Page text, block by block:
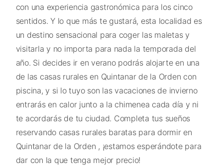
con una experiencia gastronómica para los cinco
sentidos. Y lo que más te gustará, esta localidad es
un destino sensacional para coger las maletas y
visitarla y no importa para nada la temporada del
año. Si decides ir en verano podrás alojarte en una
de las casas rurales en Quintanar de la Orden con
piscina, y si lo tuyo son las vacaciones de invierno
entrarás en calor junto a la chimenea cada día y ni
te acordarás de tu ciudad. Completa tus sueños
reservando casas rurales baratas para dormir en
Quintanar de la Orden , ¡estamos esperándote para
dar con la que tenga mejor precio!